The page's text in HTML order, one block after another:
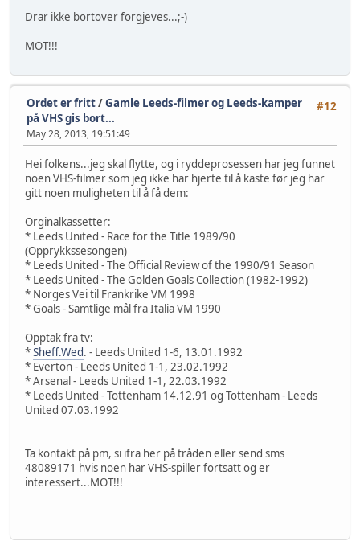
Drar ikke bortover forgjeves...;-)
MOT!!!
#12
Ordet er fritt/Gamle Leeds-filmer og Leeds-kamper
på VHS gis bort...
May 28, 2013, 19:51:49
Hei folkens...jeg skal flytte, og i ryddeprosessen har jeg funnet
noen VHS-filmer som jeg ikke har hjerte til å kaste før jeg har
gitt noen muligheten til å få dem:
Orginalkassetter:
* Leeds United - Race for the Title 1989/90
(Opprykkssesongen)
* Leeds United - The Official Review of the 1990/91 Season
* Leeds United - The Golden Goals Collection (1982-1992)
* Norges Vei til Frankrike VM 1998
* Goals - Samtlige mål fra Italia VM 1990
Opptak fra tv:
*Sheff.Wed. - Leeds United 1-6, 13.01.1992
* Everton - Leeds United 1-1, 23.02.1992
* Arsenal - Leeds United 1-1, 22.03.1992
* Leeds United - Tottenham 14.12.91 og Tottenham - Leeds
United 07.03.1992
Ta kontakt på pm, si ifra her på tråden eller send sms
48089171 hvis noen har VHS-spiller fortsatt og er
interessert...MOT!!!